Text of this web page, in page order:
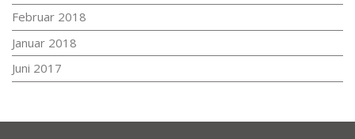
Februar 2018
Januar 2018
Juni 2017